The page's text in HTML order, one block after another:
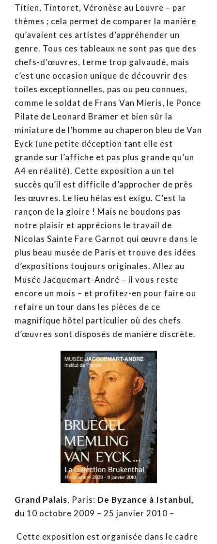
Titien, Tintoret, Véronèse au Louvre – par
thèmes ; cela permet de comparer la manière
qu’avaient ces artistes d’appréhender un
genre. Tous ces tableaux ne sont pas que des
chefs-d’œuvres, terme trop galvaudé, mais
c’est une occasion unique de découvrir des
toiles exceptionnelles, pas ou peu connues,
comme le soldat de Frans Van Mieris, le Ponce
Pilate de Leonard Bramer et bien sûr la
miniature de l’homme au chaperon bleu de Van
Eyck (une petite déception tant elle est
grande sur l’affiche et pas plus grande qu’un
A4 en réalité). Cette exposition a un tel
succès qu’il est difficile d’approcher de près
les œuvres. Le lieu hélas est exigu. C’est la
rançon de la gloire ! Mais ne boudons pas
notre plaisir et apprécions le travail de
Nicolas Sainte Fare Garnot qui œuvre dans le
plus beau musée de Paris et trouve des idées
d’expositions toujours originales. Allez au
Musée Jacquemart-André – il vous reste
encore un mois – et profitez-en pour faire ou
refaire un tour dans les pièces de ce
magnifique hôtel particulier où des chefs
d’œuvres sont disposés de manière discrète.
Grand Palais, Paris: De Byzance à Istanbul,
du 10 octobre 2009 – 25 janvier 2010 –
Cette exposition est organisée dans le cadre